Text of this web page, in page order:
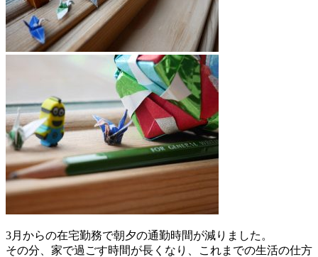
3月からの在宅勤務で朝夕の通勤時間が減りました。
その分、家で過ごす時間が長くなり、これまでの生活の仕方